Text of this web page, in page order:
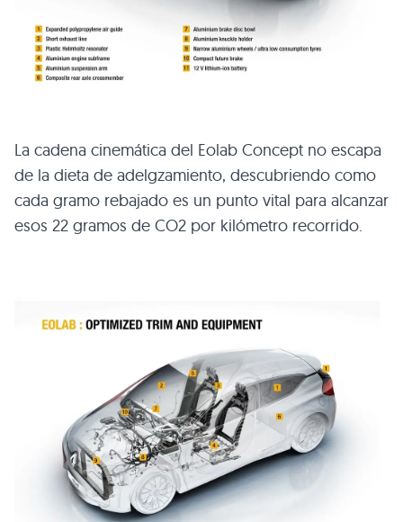
La cadena cinemática del Eolab Concept no escapa
de la dieta de adelgzamiento, descubriendo como
cada gramo rebajado es un punto vital para alcanzar
esos 22 gramos de CO2 por kilómetro recorrido.